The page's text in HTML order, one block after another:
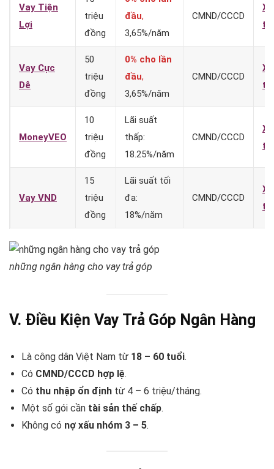
Vay Tiện
Lợi
triệu
đồng
đầu,
3,65%/năm
CMND/CCCD
Vay Cực
Dễ
50
triệu
đồng
0% cho lần
đầu,
3,65%/năm
CMND/CCCD
MoneyVEO
10
triệu
đồng
Lãi suất
thấp:
18.25%/năm
CMND/CCCD
Vay VND
15
triệu
đồng
Lãi suất tối
đa:
18%/năm
CMND/CCCD
những ngân hàng cho vay trả góp
V. Điều Kiện Vay Trả Góp Ngân Hàng
Là công dân Việt Nam từ 18 – 60 tuổi.
Có CMND/CCCD hợp lệ.
Có thu nhập ổn định từ 4 – 6 triệu/tháng.
Một số gói cần tài sản thế chấp.
Không có nợ xấu nhóm 3 – 5.